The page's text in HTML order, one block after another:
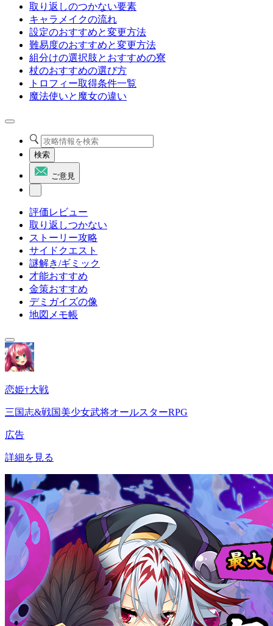
取り返しのつかない要素
キャラメイクの流れ
設定のおすすめと変更方法
難易度のおすすめと変更方法
組分けの選択肢とおすすめの寮
杖のおすすめの選び方
トロフィー取得条件一覧
魔法使いと魔女の違い
検索
ご意見
評価レビュー
取り返しつかない
ストーリー攻略
サイドクエスト
謎解き/ギミック
才能おすすめ
金策おすすめ
デミガイズの像
地図メモ帳
恋姫†大戦
三国志&戦国美少女武将オールスターRPG
広告
詳細を見る